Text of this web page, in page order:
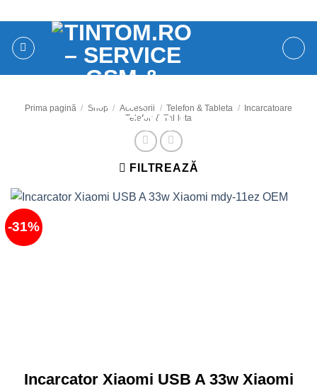
content
Prima pagină / Shop / Accesorii / Telefon & Tableta /
Incarcatoare
Telefon & Tableta
FILTREAZĂ
-31%
Incarcator Xiaomi USB A 33w Xiaomi